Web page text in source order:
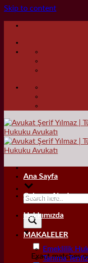
Skip to content
Exact matches
Ana Sayfa
Çalışma Alanları
Hakkımızda
MAKALELER
Emeklilik
Tanıma Tenfiz